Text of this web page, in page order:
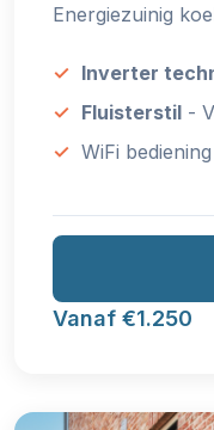
Energiezuinig
Inverter
Fluisterstil -
WiFi
Vanaf €1.250